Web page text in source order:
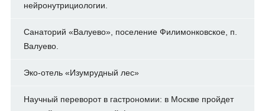
нейронутрициологии.
Санаторий «Валуево», поселение Филимонковское, п.
Валуево.
Эко-отель «Изумрудный лес»
Научный переворот в гастрономии: в Москве пройдет